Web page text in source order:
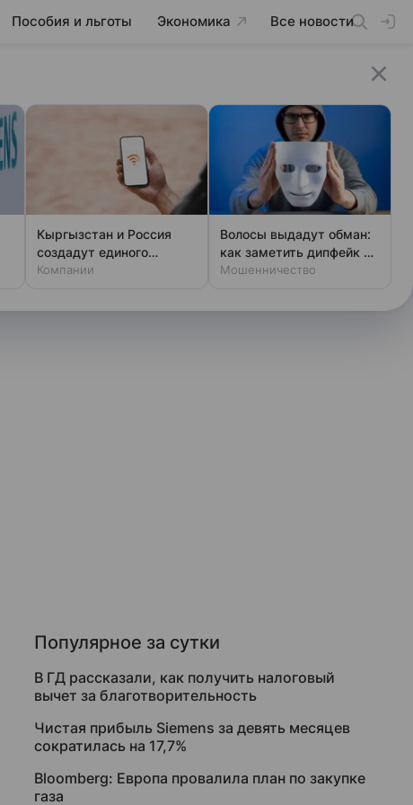
Пособия и льготы Экономика Все новости
Популярное за сутки
В ГД рассказали, как получить налоговый
вычет за благотворительность
Чистая прибыль Siemens за девять месяцев
сократилась на 17,7%
Bloomberg: Европа провалила план по закупке
газа
Кыргызстан и Россия
создадут единого
мобильного оператора
Компании
Волосы выдадут обман:
как заметить дипфейк во
время звонка
Мошенничество